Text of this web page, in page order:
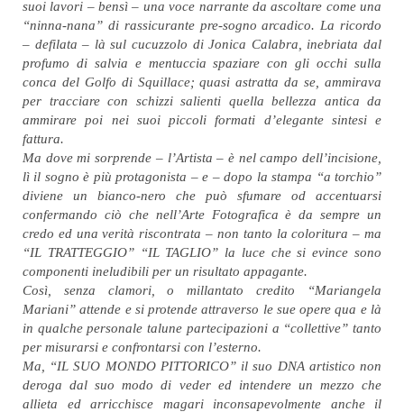
suoi lavori – bensì – una voce narrante da ascoltare come una
“ninna-nana” di rassicurante pre-sogno arcadico. La ricordo
– defilata – là sul cucuzzolo di Jonica Calabra, inebriata dal
profumo di salvia e mentuccia spaziare con gli occhi sulla
conca del Golfo di Squillace; quasi astratta da se, ammirava
per tracciare con schizzi salienti quella bellezza antica da
ammirare poi nei suoi piccoli formati d’elegante sintesi e
fattura.
Ma dove mi sorprende – l’Artista – è nel campo dell’incisione,
lì il sogno è più protagonista – e – dopo la stampa “a torchio”
diviene un bianco-nero che può sfumare od accentuarsi
confermando ciò che nell’Arte Fotografica è da sempre un
credo ed una verità riscontrata – non tanto la coloritura – ma
“IL TRATTEGGIO” “IL TAGLIO” la luce che si evince sono
componenti ineludibili per un risultato appagante.
Così, senza clamori, o millantato credito “Mariangela
Mariani” attende e si protende attraverso le sue opere qua e là
in qualche personale talune partecipazioni a “collettive” tanto
per misurarsi e confrontarsi con l’esterno.
Ma, “IL SUO MONDO PITTORICO” il suo DNA artistico non
deroga dal suo modo di veder ed intendere un mezzo che
allieta ed arricchisce magari inconsapevolmente anche il